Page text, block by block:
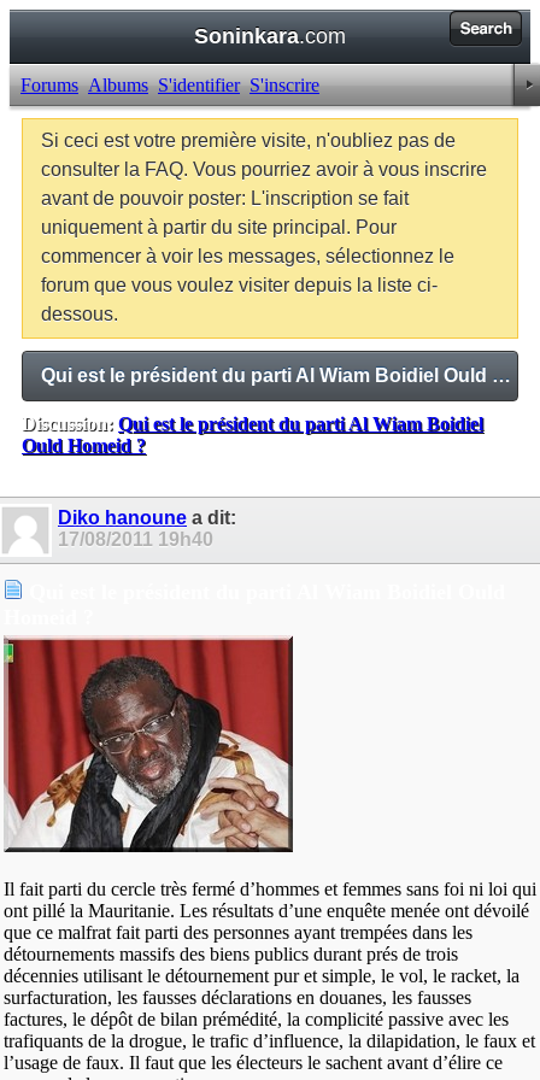
Soninkara.com
Forums Albums S'identifier S'inscrire
Si ceci est votre première visite, n'oubliez pas de
consulter la FAQ. Vous pourriez avoir à vous inscrire
avant de pouvoir poster: L'inscription se fait
uniquement à partir du site principal. Pour
commencer à voir les messages, sélectionnez le
forum que vous voulez visiter depuis la liste ci-
dessous.
Qui est le président du parti Al Wiam Boidiel Ould Homeid ?
Discussion: Qui est le président du parti Al Wiam Boidiel
Ould Homeid ?
Diko hanoune a dit:
17/08/2011 19h40
Il fait parti du cercle très fermé d’hommes et femmes sans foi ni loi qui
ont pillé la Mauritanie. Les résultats d’une enquête menée ont dévoilé
que ce malfrat fait parti des personnes ayant trempées dans les
détournements massifs des biens publics durant prés de trois
décennies utilisant le détournement pur et simple, le vol, le racket, la
surfacturation, les fausses déclarations en douanes, les fausses
factures, le dépôt de bilan prémédité, la complicité passive avec les
trafiquants de la drogue, le trafic d’influence, la dilapidation, le faux et
l’usage de faux. Il faut que les électeurs le sachent avant d’élire ce